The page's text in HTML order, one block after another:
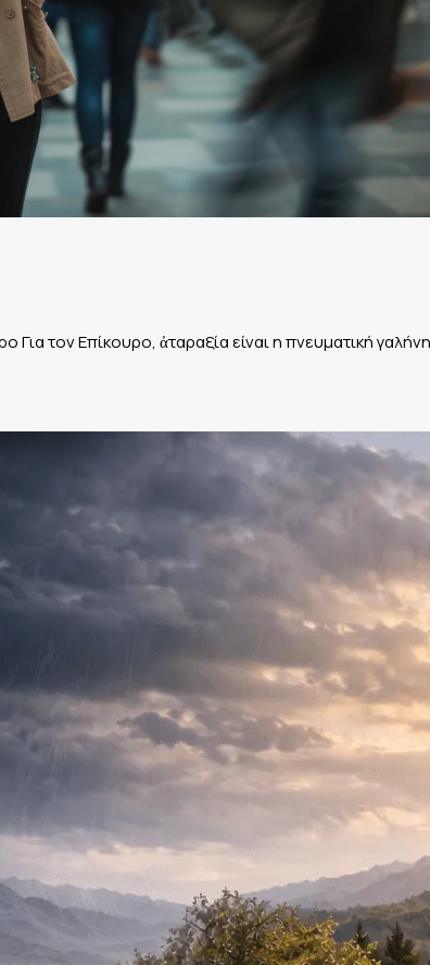
Για τον Επίκουρο, ἀταραξία είναι η πνευματική